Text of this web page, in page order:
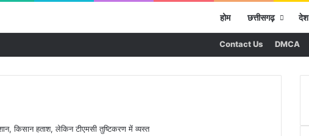
होम छत्तीसगढ़ देश
Contact Us DMCA
किसान हताश, लेकिन टीएमसी तुष्टिकरण में व्यस्त